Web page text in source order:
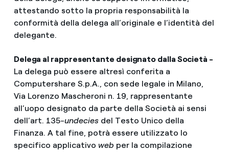
attestando sotto la propria responsabilità la
conformità della delega all’originale e l’identità del
delegante.
Delega al rappresentante designato dalla Società -
La delega può essere altresì conferita a
Computershare S.p.A., con sede legale in Milano,
Via Lorenzo Mascheroni n. 19, rappresentante
all’uopo designato da parte della Società ai sensi
dell’art. 135-undeciesdel Testo Unico della
Finanza. A tal fine, potrà essere utilizzato lo
specifico applicativo web per la compilazione